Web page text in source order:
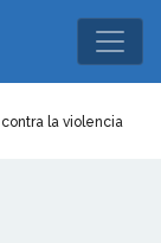
la violencia